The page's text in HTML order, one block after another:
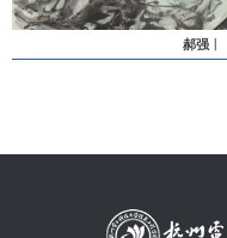
郝强丨